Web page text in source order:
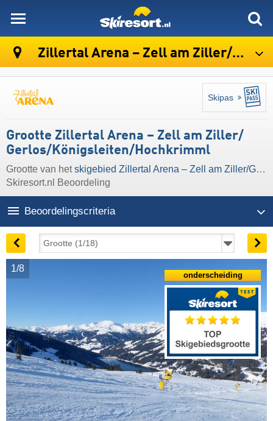
Zillertal Arena – Zell am Ziller/​Gerlos/​Königsleiten/​Hochkrimml
Skipas
Grootte Zillertal Arena – Zell am Ziller/​
Gerlos/​Königsleiten/​Hochkrimml
Grootte van hetskigebied Zillertal Arena – Zell am Ziller/​Gerlos/​Königsleiten/​Hochkrimml
Skiresort.nl Beoordeling
Beoordelingscriteria
1/8
onderscheiding